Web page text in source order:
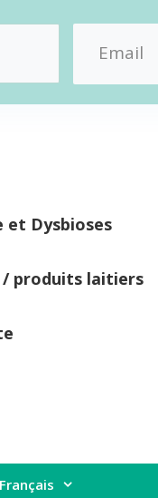
et Dysbioses
/ produits laitiers
Français